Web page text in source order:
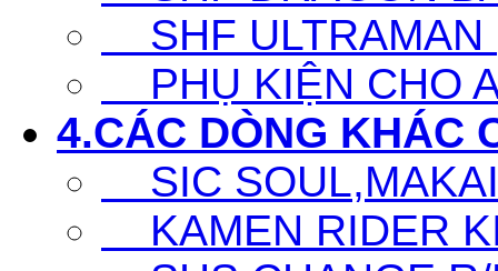
SHF ULTRAMAN
PHỤ KIỆN CHO
4.CÁC DÒNG KHÁC
SIC
KAMEN RIDER